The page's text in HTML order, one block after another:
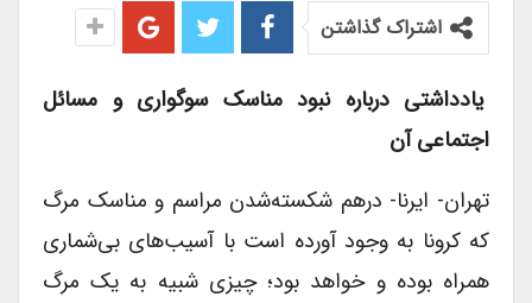
اشتراک گذاشتن
یادداشتی درباره نبود مناسک سوگواری و مسائل
اجتماعی آن
تهران- ایرنا- درهم شکسته‌شدن مراسم و مناسک مرگ
که کرونا به وجود آورده است با آسیب‌های بی‌شماری
همراه بوده و خواهد بود؛ چیزی شبیه به یک مرگ